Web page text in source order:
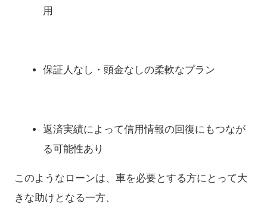
用
保証人なし・頭金なしの柔軟なプラン
返済実績によって信用情報の回復にもつなが
る可能性あり
このようなローンは、車を必要とする方にとって大
きな助けとなる一方、